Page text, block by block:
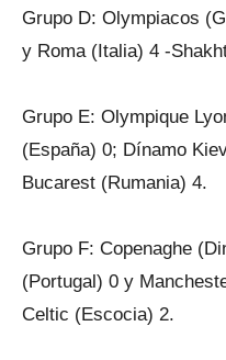
Grupo D: Olympiacos
y Roma (Italia) 4 -
Grupo E: Olympique
(España) 0; Dínamo
Bucarest (Rumania) 4.
Grupo F: Copenaghe
(Portugal) 0 y
Celtic (Escocia) 2.